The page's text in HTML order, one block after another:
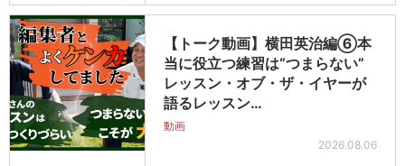
【トーク動画】横田英治編⑥本
当に役立つ練習は“つまらない”
レッスン・オブ・ザ・イヤーが
語るレッスン…
動画
2026.08.06